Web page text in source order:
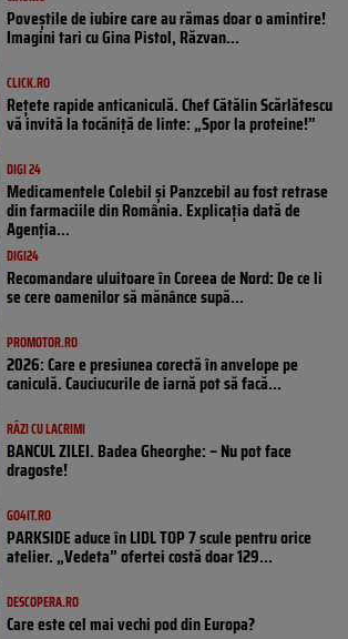
Poveştile de iubire care au rămas doar o amintire!
Imagini tari cu Gina Pistol, Răzvan...
CLICK.RO
Rețete rapide anticaniculă. Chef Cătălin Scărlătescu
vă invită la tocăniță de linte: „Spor la proteine!”
DIGI 24
Medicamentele Colebil și Panzcebil au fost retrase
din farmaciile din România. Explicația dată de
Agenția...
DIGI24
Recomandare uluitoare în Coreea de Nord: De ce li
se cere oamenilor să mănânce supă...
PROMOTOR.RO
2026: Care e presiunea corectă în anvelope pe
caniculă. Cauciucurile de iarnă pot să facă...
RÂZI CU LACRIMI
BANCUL ZILEI. Badea Gheorghe: – Nu pot face
dragoste!
GO4IT.RO
PARKSIDE aduce în LIDL TOP 7 scule pentru orice
atelier. „Vedeta” ofertei costă doar 129...
DESCOPERA.RO
Care este cel mai vechi pod din Europa?